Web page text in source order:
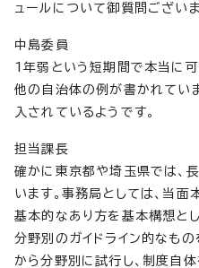
ュールについて御質問ございま
中島委員
1年弱という短期間で本当に可
他の自治体の例が書かれてい
入されているようです。
担当課長
確かに東京都や埼玉県では、
います。事務局としては、当面
基本的なあり方を基本構想と
分野別のガイドライン的なも
から分野別に試行し、制度自